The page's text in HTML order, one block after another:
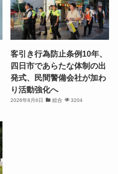
客引き行為防止条例10年、
四日市であらたな体制の出
発式、民間警備会社が加わ
り活動強化へ
2026年8月6日 総合 3204